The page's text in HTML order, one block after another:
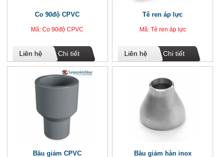
Co 90độ CPVC
Mã: Co 90độ CPVC
Liên hệ Chi tiết
Tê ren áp lực
Mã: Tê ren áp lực
Liên hệ Chi tiết
Bầu giảm CPVC Bầu giảm hàn inox